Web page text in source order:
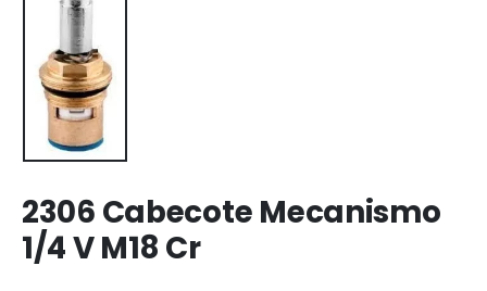
2306 Cabecote Mecanismo
1/4 V M18 Cr